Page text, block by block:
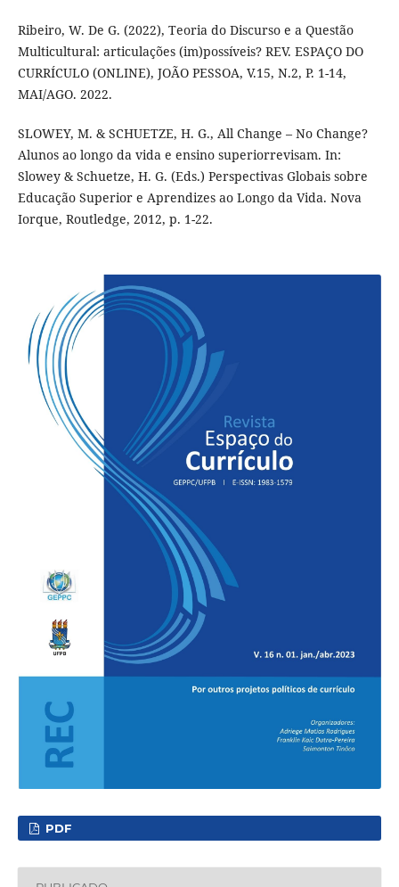
Ribeiro, W. De G. (2022), Teoria do Discurso e a Questão
Multicultural: articulações (im)possíveis? REV. ESPAÇO DO
CURRÍCULO (ONLINE), JOÃO PESSOA, V.15, N.2, P. 1-14,
MAI/AGO. 2022.
SLOWEY, M. & SCHUETZE, H. G., All Change – No Change?
Alunos ao longo da vida e ensino superiorrevisam. In:
Slowey & Schuetze, H. G. (Eds.) Perspectivas Globais sobre
Educação Superior e Aprendizes ao Longo da Vida. Nova
Iorque, Routledge, 2012, p. 1-22.
PDF